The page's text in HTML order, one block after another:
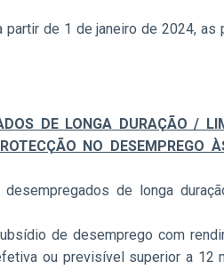
partir de 1 de janeiro de 2024,
DE LONGA DURAÇÃO /
NO DESEMPREGO
de longa
de desemprego com
ou previsível superior a